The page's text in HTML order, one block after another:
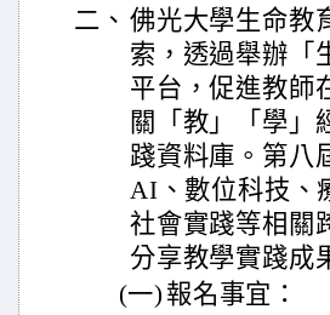
二、 佛光大學生命教
索，透過舉辦「
平台，促進教師
關「教」「學」
踐資料庫。第八
AI、數位科技、
社會實踐等相關
分享教學實踐成
(一) 報名事宜：